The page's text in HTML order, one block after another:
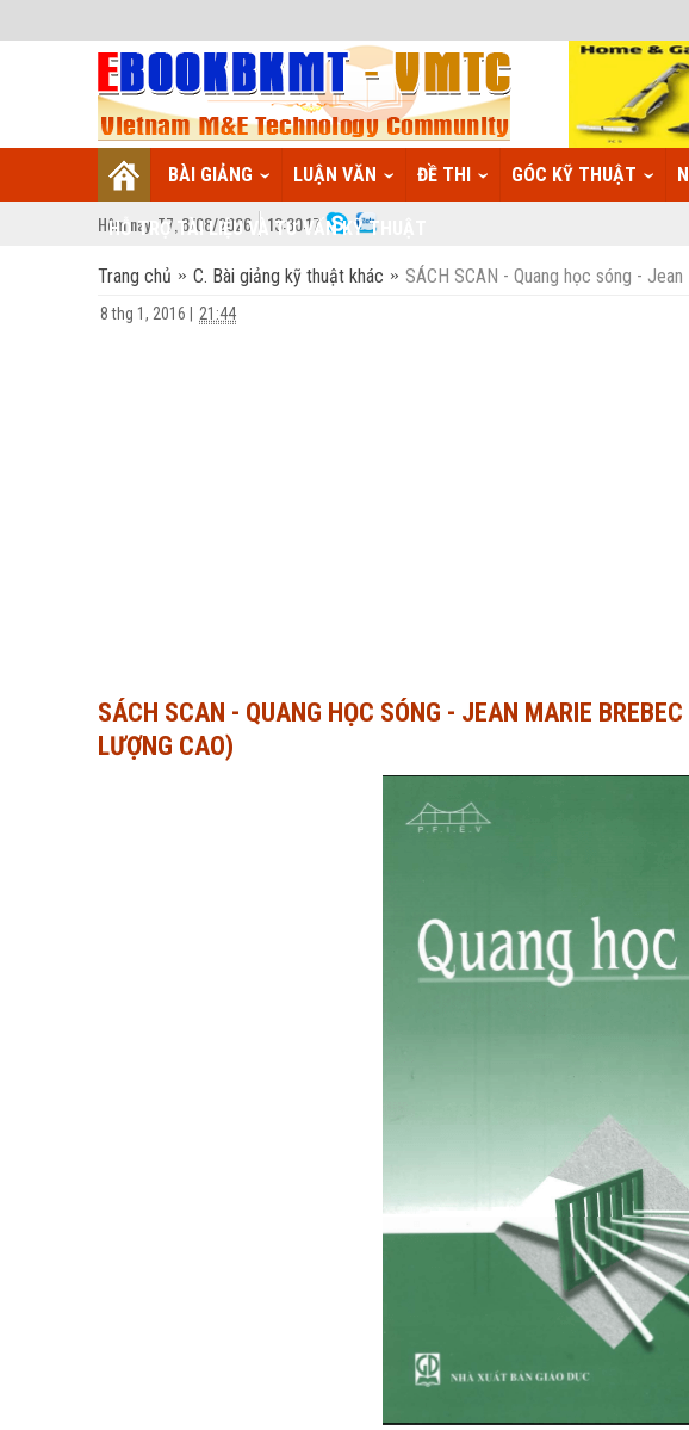
BÀI GIẢNG LUẬN VĂN ĐỀ THI GÓC KỸ THUẬT
HỖ TRỢ TÀI LIỆU VÀ TƯ VẤN KỸ THUẬT
Hôm nay: T7, 8/08/2026 13:30:18
Trang chủ C. Bài giảng kỹ thuật khác SÁCH SCAN - Quang học sóng -
8 thg 1, 2016 21:44
SÁCH SCAN - QUANG HỌC SÓNG - JEAN MARIE
LƯỢNG CAO)